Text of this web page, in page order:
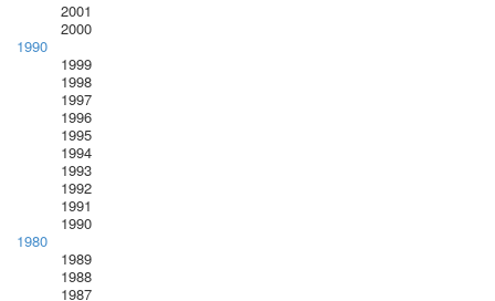
2001
2000
1990
1999
1998
1997
1996
1995
1994
1993
1992
1991
1990
1980
1989
1988
1987